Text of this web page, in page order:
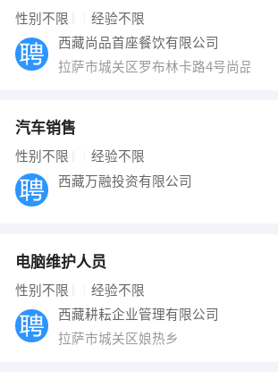
性别不限 经验不限
西藏尚品首座餐饮有限公司
拉萨市城关区罗布林卡路4号尚品首座
汽车销售
性别不限 经验不限
西藏万融投资有限公司
电脑维护人员
性别不限 经验不限
西藏耕耘企业管理有限公司
拉萨市城关区娘热乡